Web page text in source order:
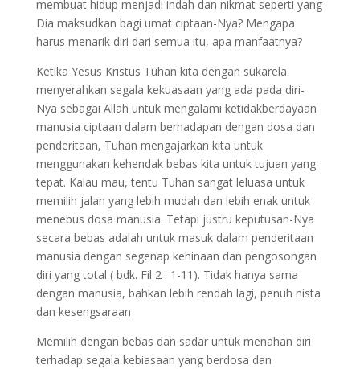
membuat hidup menjadi indah dan nikmat seperti yang
Dia maksudkan bagi umat ciptaan-Nya? Mengapa
harus menarik diri dari semua itu, apa manfaatnya?
Ketika Yesus Kristus Tuhan kita dengan sukarela
menyerahkan segala kekuasaan yang ada pada diri-
Nya sebagai Allah untuk mengalami ketidakberdayaan
manusia ciptaan dalam berhadapan dengan dosa dan
penderitaan, Tuhan mengajarkan kita untuk
menggunakan kehendak bebas kita untuk tujuan yang
tepat. Kalau mau, tentu Tuhan sangat leluasa untuk
memilih jalan yang lebih mudah dan lebih enak untuk
menebus dosa manusia. Tetapi justru keputusan-Nya
secara bebas adalah untuk masuk dalam penderitaan
manusia dengan segenap kehinaan dan pengosongan
diri yang total ( bdk. Fil 2 : 1-11). Tidak hanya sama
dengan manusia, bahkan lebih rendah lagi, penuh nista
dan kesengsaraan
Memilih dengan bebas dan sadar untuk menahan diri
terhadap segala kebiasaan yang berdosa dan